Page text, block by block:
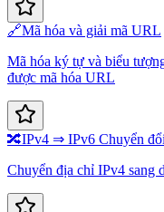
🔗Mã hóa và giải mã URL
Mã hóa ký tự và biểu
được mã hóa URL
🔀IPv4 ⇒ IPv6 Chuyển đổi
Chuyển địa chỉ IPv4 sang